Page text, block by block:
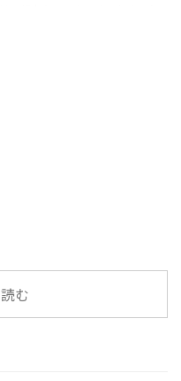
用されているのをよく目にします
... む